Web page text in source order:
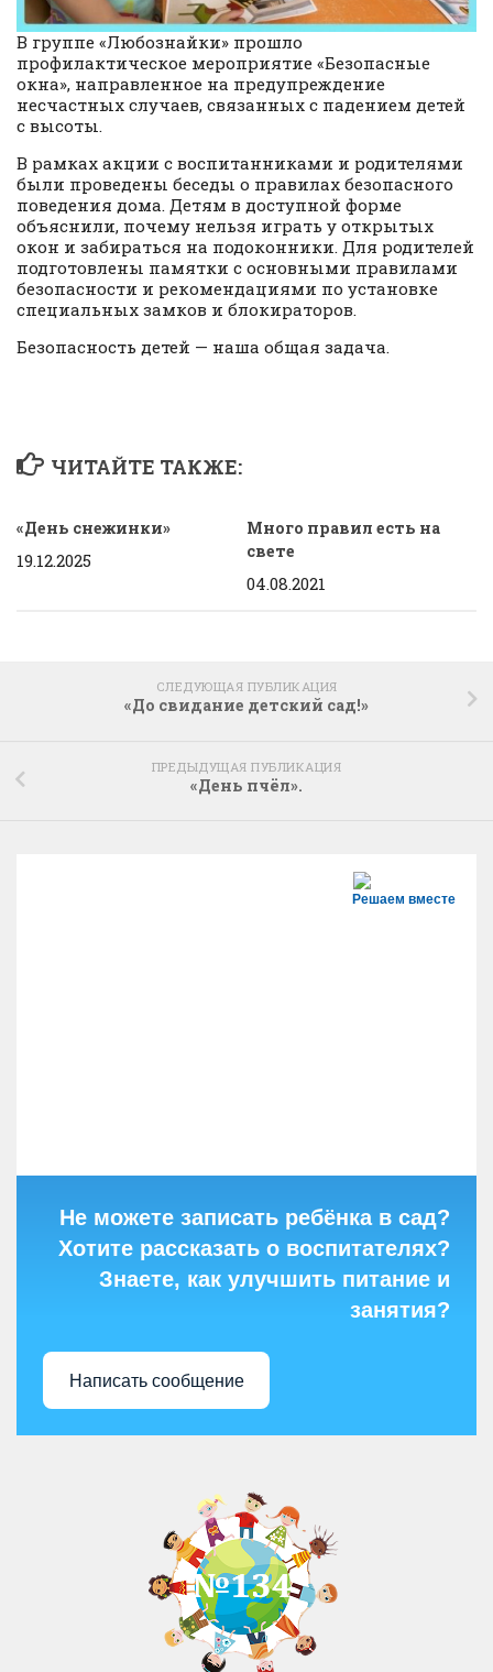
В группе «Любознайки» прошло
профилактическое мероприятие «Безопасные
окна», направленное на предупреждение
несчастных случаев, связанных с падением детей
с высоты.
В рамках акции с воспитанниками и родителями
были проведены беседы о правилах безопасного
поведения дома. Детям в доступной форме
объяснили, почему нельзя играть у открытых
окон и забираться на подоконники. Для родителей
подготовлены памятки с основными правилами
безопасности и рекомендациями по установке
специальных замков и блокираторов.
Безопасность детей — наша общая задача.
ЧИТАЙТЕ ТАКЖЕ:
«День снежинки»
19.12.2025
Много правил есть на
свете
04.08.2021
СЛЕДУЮЩАЯ ПУБЛИКАЦИЯ
«До свидание детский сад!»
ПРЕДЫДУЩАЯ ПУБЛИКАЦИЯ
«День пчёл».
Решаем вместе
Не можете записать ребёнка в сад?
Хотите рассказать о воспитателях?
Знаете, как улучшить питание и
занятия?
Написать сообщение